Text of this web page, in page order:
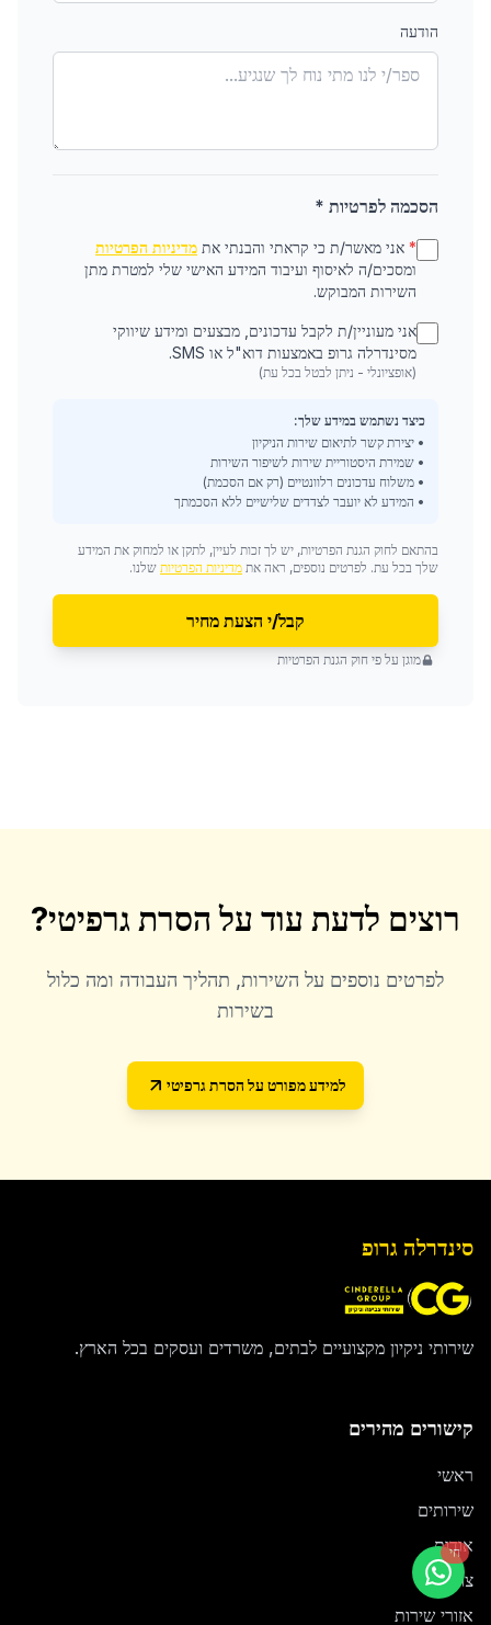
הודעה
הסכמה לפרטיות *
* אני מאשר/ת כי קראתי והבנתי את מדיניות הפרטיות
ומסכים/ה לאיסוף ועיבוד המידע האישי שלי למטרת מתן
השירות המבוקש.
אני מעוניין/ת לקבל עדכונים, מבצעים ומידע שיווקי
מסינדרלה גרופ באמצעות דוא"ל או SMS.
(אופציונלי - ניתן לבטל בכל עת)
כיצד נשתמש במידע שלך:
• יצירת קשר לתיאום שירות הניקיון
• שמירת היסטוריית שירות לשיפור השירות
• משלוח עדכונים רלוונטיים (רק אם הסכמת)
• המידע לא יועבר לצדדים שלישיים ללא הסכמתך
בהתאם לחוק הגנת הפרטיות, יש לך זכות לעיין, לתקן או למחוק את המידע
שלך בכל עת. לפרטים נוספים, ראה את מדיניות הפרטיות שלנו.
קבל/י הצעת מחיר
מוגן על פי חוק הגנת הפרטיות
רוצים לדעת עוד עלהסרת גרפיטי?
לפרטים נוספים על השירות, תהליך העבודה ומה כלול
בשירות
למידע מפורט על הסרת גרפיטי
סינדרלה גרופ
שירותי ניקיון מקצועיים לבתים, משרדים ועסקים בכל הארץ.
קישורים מהירים
ראשי
שירותים
אודות
צור קשר
אזורי שירות
חי